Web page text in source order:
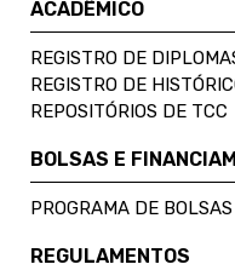
ACADÊMICO
REGISTRO DE
REGISTRO DE
REPOSITÓRIOS DE TCC
BOLSAS E
PROGRAMA DE BOLSAS
REGULAMENTOS